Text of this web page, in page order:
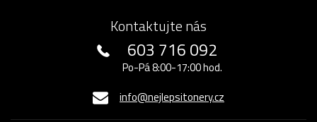
Kontaktujte nás
603 716 092
Po-Pá 8:00-17:00 hod.
info@nejlepsitonery.cz